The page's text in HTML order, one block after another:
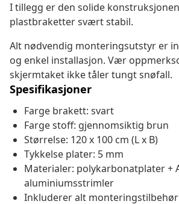
I tillegg er den solide
plastbraketter svært stabil.
Alt nødvendig monteringsutstyr er
og enkel installasjon. Vær
skjermtaket ikke tåler tungt snøfall.
Spesifikasjoner
Farge brakett: svart
Farge stoff: gjennomsiktig brun
Størrelse: 120 x 100 cm (L x B)
Tykkelse plater: 5 mm
Materialer: polykarbonatplater +
aluminiumsstrimler
Inkluderer alt monteringstilbehør